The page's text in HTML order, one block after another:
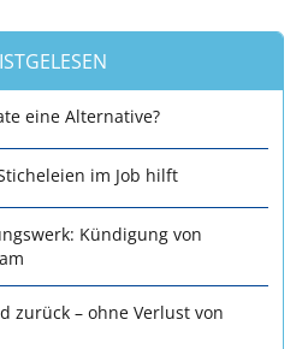
eine Alternative?
im Job hilft
Kündigung von
zurück – ohne Verlust von